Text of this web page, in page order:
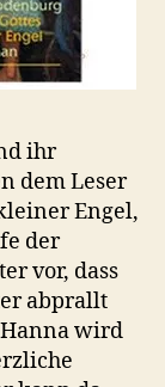
ihr
dem Leser
Engel,
der
vor, dass
abprallt
wird